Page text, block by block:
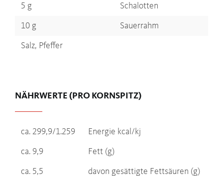
5 g Schalotten
10 g Sauerrahm
Salz, Pfeffer
NÄHRWERTE (PRO KORNSPITZ)
ca. 299,9/1.259 Energie kcal/kj
ca. 9,9 Fett (g)
ca. 5,5 davon gesättigte Fettsäuren (g)